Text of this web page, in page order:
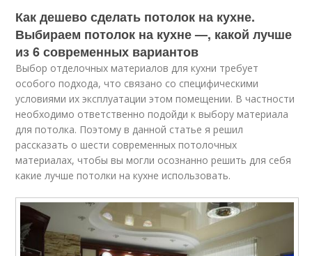
Как дешево сделать потолок на кухне.
Выбираем потолок на кухне —, какой лучше
из 6 современных вариантов
Выбор отделочных материалов для кухни требует
особого подхода, что связано со специфическими
условиями их эксплуатации этом помещении. В частности
необходимо ответственно подойди к выбору материала
для потолка. Поэтому в данной статье я решил
рассказать о шести современных потолочных
материалах, чтобы вы могли осознанно решить для себя
какие лучше потолки на кухне использовать.